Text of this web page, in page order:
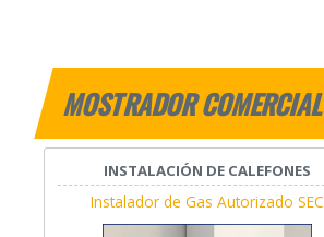
MOSTRADOR COMERCIAL
INSTALACIÓN DE CALEFONES
Instalador de Gas Autorizado SEC